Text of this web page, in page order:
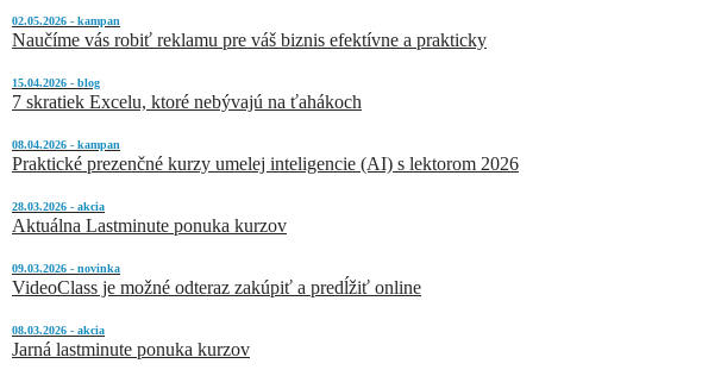
02.05.2026 - kampan
Naučíme vás robiť reklamu pre váš biznis efektívne a prakticky
15.04.2026 - blog
7 skratiek Excelu, ktoré nebývajú na ťahákoch
08.04.2026 - kampan
Praktické prezenčné kurzy umelej inteligencie (AI) s lektorom 2026
28.03.2026 - akcia
Aktuálna Lastminute ponuka kurzov
09.03.2026 - novinka
VideoClass je možné odteraz zakúpiť a predĺžiť online
08.03.2026 - akcia
Jarná lastminute ponuka kurzov